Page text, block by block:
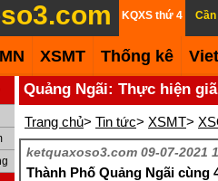
KQXS thứ 4
XSMT Thống kê
Quảng Ngãi: Thực hiện
Trang chủ> Tin tức> XSMT>
ketquaxoso3.com 09-07-2021
Thành Phố Quảng Ngãi cùng